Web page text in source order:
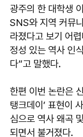
광주의 한 대학생
SNS와 지역 커뮤
라졌다고 보기 어
정성 있는 역사 인
다”고 말했다.
한편 이번 논란은
탱크데이’ 표현이
심으로 역사 왜곡
되면서 불거졌다.